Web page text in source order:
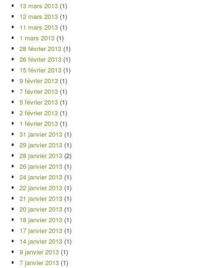
13 mars 2013 (1)
12 mars 2013 (1)
11 mars 2013 (1)
1 mars 2013 (1)
28 février 2013 (1)
26 février 2013 (1)
15 février 2013 (1)
9 février 2013 (1)
7 février 2013 (1)
5 février 2013 (1)
2 février 2013 (1)
1 février 2013 (1)
31 janvier 2013 (1)
29 janvier 2013 (1)
28 janvier 2013 (2)
26 janvier 2013 (1)
24 janvier 2013 (1)
22 janvier 2013 (1)
21 janvier 2013 (1)
20 janvier 2013 (1)
18 janvier 2013 (1)
17 janvier 2013 (1)
14 janvier 2013 (1)
9 janvier 2013 (1)
7 janvier 2013 (1)